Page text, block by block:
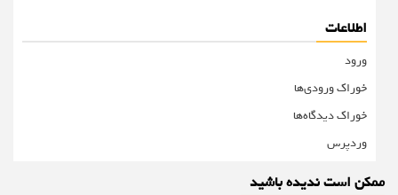
اطلاعات
ورود
خوراک ورودی‌ها
خوراک دیدگاه‌ها
وردپرس
ممکن است ندیده باشید